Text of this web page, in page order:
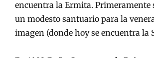
encuentra la Ermita. Primeramente
un modesto santuario para la
imagen (donde hoy se encuentra la